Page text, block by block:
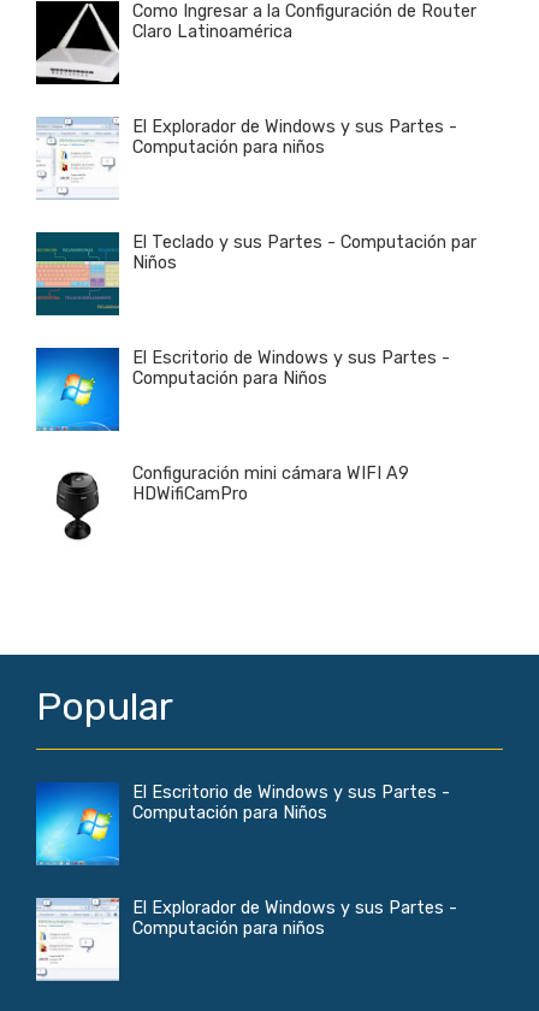
Como Ingresar a la Configuración de Router
Claro Latinoamérica
El Explorador de Windows y sus Partes -
Computación para niños
El Teclado y sus Partes - Computación par
Niños
El Escritorio de Windows y sus Partes -
Computación para Niños
Configuración mini cámara WIFI A9
HDWifiCamPro
Popular
El Escritorio de Windows y sus Partes -
Computación para Niños
El Explorador de Windows y sus Partes -
Computación para niños